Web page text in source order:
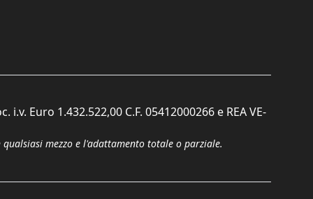
Euro 1.432.522,00 C.F. 05412000266 e REA VE-
mezzo e l'adattamento totale o parziale.